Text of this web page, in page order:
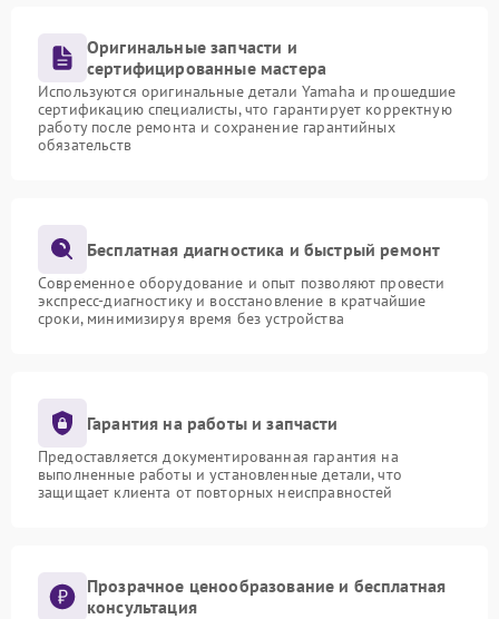
Оригинальные запчасти и
сертифицированные мастера
Используются оригинальные детали Yamaha и прошедшие
сертификацию специалисты, что гарантирует корректную
работу после ремонта и сохранение гарантийных
обязательств
Бесплатная диагностика и быстрый ремонт
Современное оборудование и опыт позволяют провести
экспресс-диагностику и восстановление в кратчайшие
сроки, минимизируя время без устройства
Гарантия на работы и запчасти
Предоставляется документированная гарантия на
выполненные работы и установленные детали, что
защищает клиента от повторных неисправностей
Прозрачное ценообразование и бесплатная
консультация